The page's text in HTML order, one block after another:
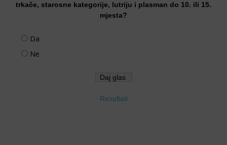
trkače, starosne kategorije, lutriju i plasman do 10. ili 15.
mjesta?
Da
Ne
Rezultati